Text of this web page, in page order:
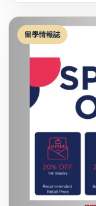
留學情報誌